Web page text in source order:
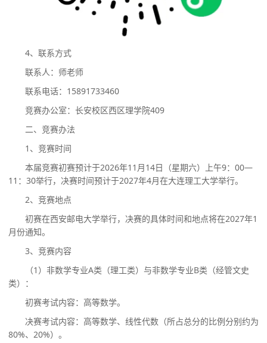
4、联系方式
联系人：师老师
联系电话： 15891733460
竞赛办公室：长安校区西区理学院409
二、竞赛办法
1、竞赛时间
本届竞赛初赛预计于2026年11月14日（星期六）上午9：00—
11：30举行，决赛时间预计于2027年4月在大连理工大学举行。
2、 竞赛地点
初赛在西安邮电大学举行，决赛的具体时间和地点将在2027年1
月份通知。
3、竞赛内容
（1） 非数学专业A类（理工类） 与非数学专业B类（经管文史
类）：
初赛考试内容：高等数学。
决赛考试内容：高等数学、线性代数（所占总分的比例分别约为
80%、20%）。